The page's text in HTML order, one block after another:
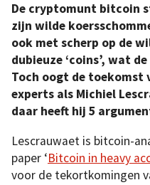
De cryptomunt bitcoin
zijn wilde
ook met scherp op de
dubieuze ‘coins’, wat
Toch oogt de toekomst
experts als Michiel
daar heeft hij 5
Lescrauwaet is bitcoin-
paper ‘Bitcoin in heavy
voor de tekortkomingen